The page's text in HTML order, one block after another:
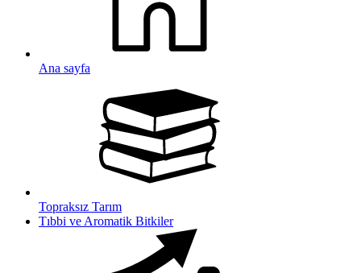
Ana sayfa
Topraksız Tarım
Tıbbi ve Aromatik Bitkiler